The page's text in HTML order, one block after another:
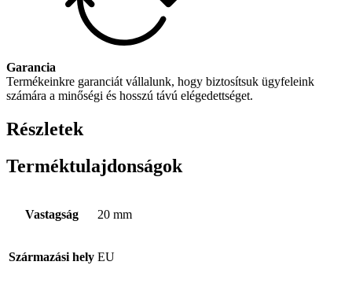
Garancia
Termékeinkre garanciát vállalunk, hogy biztosítsuk ügyfeleink
számára a minőségi és hosszú távú elégedettséget.
Részletek
Terméktulajdonságok
Vastagság 20 mm
Származási hely EU